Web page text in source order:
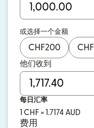
或选择一个金额
CHF200 CHF
他们收到
每日汇率
1 CHF = 1.7174 AUD
费用